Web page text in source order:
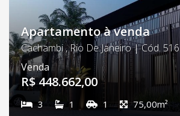
Apartamento à venda
Cachambi , Rio De Janeiro | Cód. 516
Venda
R$ 448.662,00
3 1 1 75,00m²